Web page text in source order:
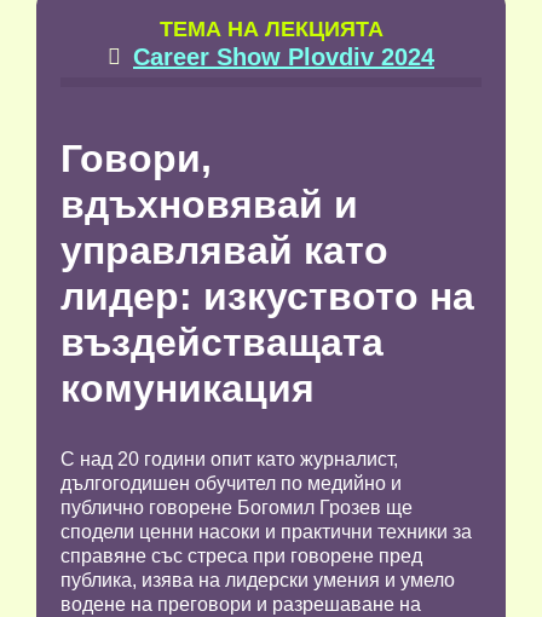
TЕМА НА ЛЕКЦИЯТА
 Career Show Plovdiv 2024
Говори,
вдъхновявай и
управлявай като
лидер: изкуството на
въздействащата
комуникация
С над 20 години опит като журналист,
дългогодишен обучител по медийно и
публично говорене Богомил Грозев ще
сподели ценни насоки и практични техники за
справяне със стреса при говорене пред
публика, изява на лидерски умения и умело
водене на преговори и разрешаване на